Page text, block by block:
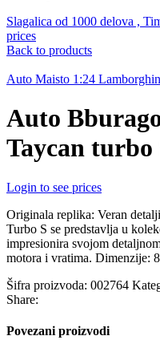
Slagalica od 1000 delova ,
prices
Back to products
Auto Maisto 1:24
Auto
Taycan turbo
Login to see prices
Originala replika: Veran
Turbo S se predstavlja u
impresionira svojom
motora i vratima. Dimenzije:
Šifra proizvoda: 002764
Share:
Povezani proizvodi